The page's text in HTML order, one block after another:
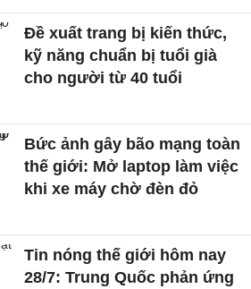
Đề xuất trang bị kiến thức,
kỹ năng chuẩn bị tuổi già
cho người từ 40 tuổi
Bức ảnh gây bão mạng toàn
thế giới: Mở laptop làm việc
khi xe máy chờ đèn đỏ
Tin nóng thế giới hôm nay
28/7: Trung Quốc phản ứng